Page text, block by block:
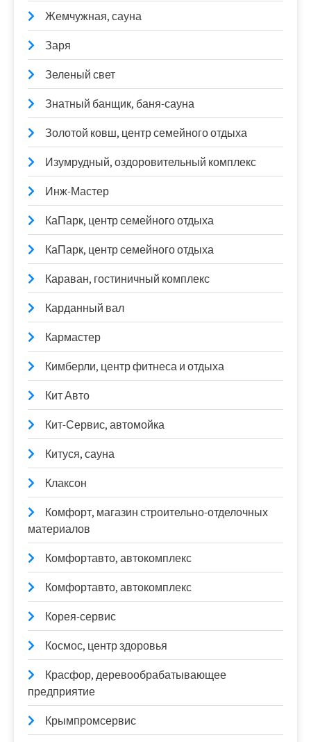
Жемчужная, сауна
Заря
Зеленый свет
Знатный банщик, баня-сауна
Золотой ковш, центр семейного отдыха
Изумрудный, оздоровительный комплекс
Инж-Мастер
КаПарк, центр семейного отдыха
КаПарк, центр семейного отдыха
Караван, гостиничный комплекс
Карданный вал
Кармастер
Кимберли, центр фитнеса и отдыха
Кит Авто
Кит-Сервис, автомойка
Китуся, сауна
Клаксон
Комфорт, магазин строительно-отделочных
материалов
Комфортавто, автокомплекс
Комфортавто, автокомплекс
Корея-сервис
Космос, центр здоровья
Красфор, деревообрабатывающее
предприятие
Крымпромсервис